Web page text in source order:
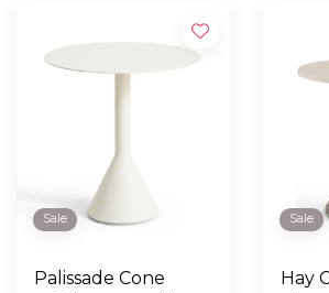
Sale
Palissade Cone
Sale
Hay